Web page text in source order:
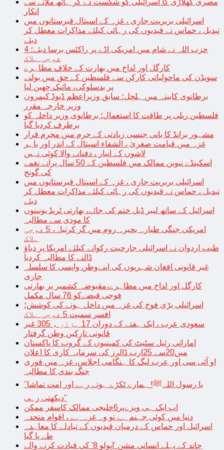
مصری کھلاڑی کا اسرائیلی کو شکست دے کر ہاتھ ملانے سے
انکار
اسرائیلی بربریت جاری ، غزہ کے اسپتال قبرستانوں میں
تبدیل ، حماس نے قیدیوں کی رہائی کیلئے مذاکرات معطل کر
دیئے
حزب اللہ نے شام میں امریکی اڈے پر راکٹس برسا دیئے؛ 4
فوجی ہلاک
کارگل اور لداخ میں بھارت کے خلاف مظاہرے
سویڈن کی ماحولیاتی کارکن سے فلسطین کے حق میں بولنے
پر بدسلوکی، مائیک چھین لیا
برطانوی کابینہ میں ہلچل؛ سابق وزیراعظم ڈیوڈ کیمرون
وزیر خارجہ مقرر
فلسطین ریلی پر طاقت کا استعمال؛ برطانوی وزیر داخلہ کو
برطرف کردیا گیا
مشہور برانڈ کا بانی جنسی زیادتی کے جرم میں مجرم قرار
غزہ میں قیامت صغریٰ ، الشفاء اسپتال کے اندر اور باہر
لاشوں کے انبار ، دفنانے والا کوئی نہیں
اسکینڈے نیوین ممالک میں فلسطین کے 50 سال پرانے نغمے
کی گونج
اسرائیلی بربریت جاری ، غزہ کے اسپتال قبرستانوں میں
تبدیل ، حماس نے قیدیوں کی رہائی کیلئے مذاکرات معطل کر
دیئے
اسرائیل کے ساتھ لیبر ڈیل ختم کی جائے، بھارتی ٹریڈ یونینوں
کا مودی سے مطالبہ
امریکی جنگی طیارہ بحیرہ روم میں گر کرتباہ، 5 فوجی
ہلاک
طیب اردوان نے اسرائیلی جارحیت رکوانے کیلئے امریکا پر دباؤ
ڈالنے کا مطالبہ کردیا
غیر قانونی افغان شہریوں کی اپنےوطن واپسی کا سلسلہ
جاری
کارگل اور لداخ میں مظاہرے،مقبوضہ کشمیر پر بھارتی
فوجی قبضےکو 76 سال مکمل
اسرائیلی برّی فوج کی غزہ میں داخل ہونے کی کوشش؛
افسر سمیت 5 فوجی ہلاک
سعودی عرب ، ایک ہفتے کے دوران 17 ہزار ، 305 غیر
قانونی تارکین وطن گرفتار
اماراتی رئیل سٹیٹ کی کمپنیوں کے گروپ کا پاکستان
میں20سے 25ارب ڈالرز کی سرمایہ کاری کا اعلان
او آئی سی اور عرب لیگ کا ہنگامی اجلاس، غزہ میں فوری
جنگ بندی کا مطالبہ
’’یا رسول اللہﷺ! ہمارے ٹکڑے ہوتے رہے اور امت تماشا
دیکھتی رہی‘‘
اب ایک ہی ویزےپر6خلیجی ممالک کاسفر ممکن
دنیا میں کوئی جہنم ہے تو وہ غزہ ہے ، اقوام متحدہ
اسرائیل اور حماس کے درمیان قیدیوں کے تبادلے کا معاہدہ
طے پا گیا
چاند کے پہلے انسانی مشن ’اپولو 8‘ کی قیادت کرنے والے